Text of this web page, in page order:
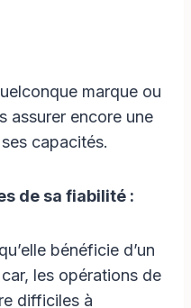
marque ou
assurer encore une
capacités.
de sa fiabilité :
bénéficie d’un
les opérations de
difficiles à